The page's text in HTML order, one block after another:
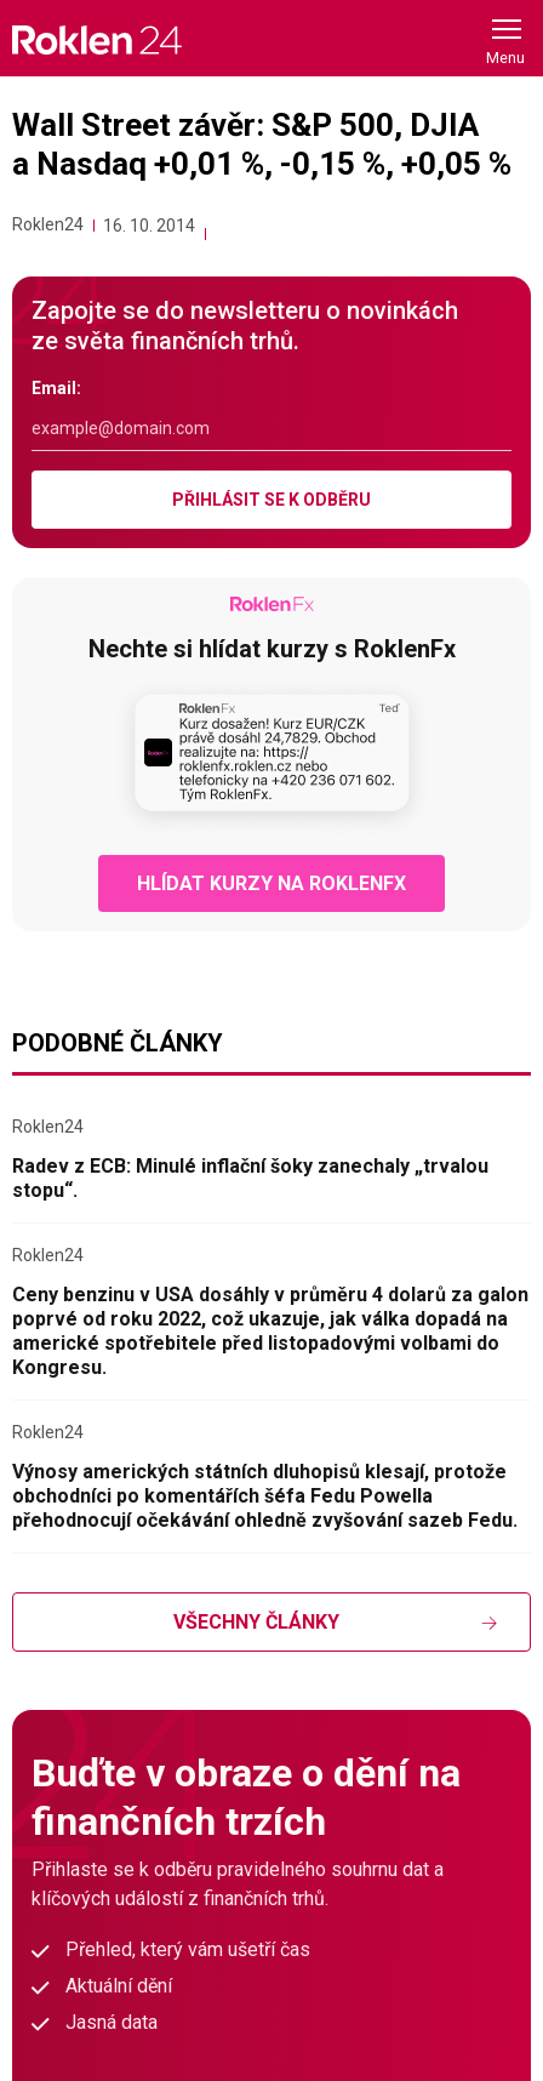
content
Wall Street závěr: S&P 500, DJIA
a Nasdaq +0,01 %, -0,15 %, +0,05 %
Roklen24 16. 10. 2014
Zapojte se do newsletteru o novinkách
ze světa finančních trhů.
Email:
PŘIHLÁSIT SE K ODBĚRU
Nechte si hlídat kurzy s RoklenFx
HLÍDAT KURZY NA ROKLENFX
PODOBNÉ ČLÁNKY
Roklen24
Radev z ECB: Minulé inflační šoky zanechaly „trvalou
stopu“.
Roklen24
Ceny benzinu v USA dosáhly v průměru 4 dolarů za galon
poprvé od roku 2022, což ukazuje, jak válka dopadá na
americké spotřebitele před listopadovými volbami do
Kongresu.
Roklen24
Výnosy amerických státních dluhopisů klesají, protože
obchodníci po komentářích šéfa Fedu Powella
přehodnocují očekávání ohledně zvyšování sazeb Fedu.
VŠECHNY ČLÁNKY
Buďte v obraze o dění na
finančních trzích
Přihlaste se k odběru pravidelného souhrnu dat a
klíčových událostí z finančních trhů.
Přehled, který vám ušetří čas
Aktuální dění
Jasná data